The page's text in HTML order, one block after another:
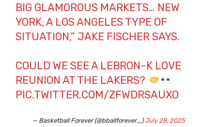
BIG GLAMOROUS MARKETS… NEW
YORK, A LOS ANGELES TYPE OF
SITUATION,” JAKE FISCHER SAYS.
COULD WE SEE A LEBRON-K LOVE
REUNION AT THE LAKERS?
PIC.TWITTER.COM/ZFWDRSAUXO
— Basketball Forever (@bballforever_)July 28, 2025